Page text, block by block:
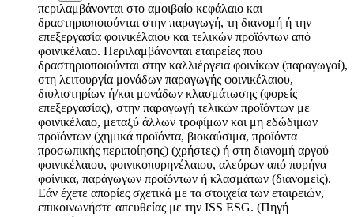
περιλαμβάνονται στο αμοιβαίο κεφάλαιο και
δραστηριοποιούνται στην παραγωγή, τη διανομή ή την
επεξεργασία φοινικέλαιου και τελικών προϊόντων από
φοινικέλαιο. Περιλαμβάνονται εταιρείες που
δραστηριοποιούνται στην καλλιέργεια φοινίκων (παραγωγοί),
στη λειτουργία μονάδων παραγωγής φοινικέλαιου,
διυλιστηρίων ή/και μονάδων κλασμάτωσης (φορείς
επεξεργασίας), στην παραγωγή τελικών προϊόντων με
φοινικέλαιο, μεταξύ άλλων τροφίμων και μη εδώδιμων
προϊόντων (χημικά προϊόντα, βιοκαύσιμα, προϊόντα
προσωπικής περιποίησης) (χρήστες) ή στη διανομή αργού
φοινικέλαιου, φοινικοπυρηνέλαιου, αλεύρων από πυρήνα
φοίνικα, παράγωγων προϊόντων ή κλασμάτων (διανομείς).
Εάν έχετε απορίες σχετικά με τα στοιχεία των εταιρειών,
επικοινωνήστε απευθείας με την ISS ESG. (Πηγή